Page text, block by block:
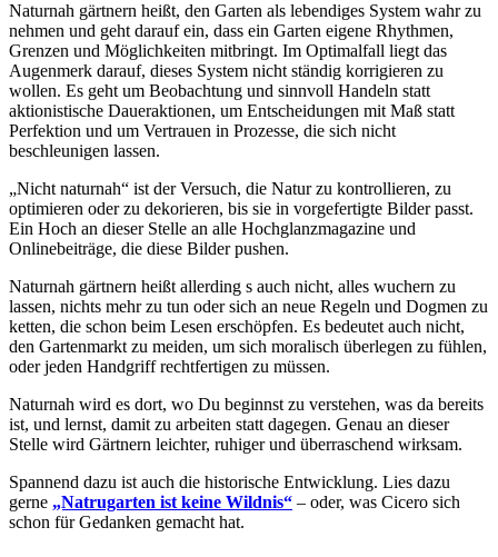
Naturnah gärtnern heißt, den Garten als lebendiges System wahr zu
nehmen und geht darauf ein, dass ein Garten eigene Rhythmen,
Grenzen und Möglichkeiten mitbringt. Im Optimalfall liegt das
Augenmerk darauf, dieses System nicht ständig korrigieren zu
wollen. Es geht um Beobachtung und sinnvoll Handeln statt
aktionistische Daueraktionen, um Entscheidungen mit Maß statt
Perfektion und um Vertrauen in Prozesse, die sich nicht
beschleunigen lassen.
„Nicht naturnah“ ist der Versuch, die Natur zu kontrollieren, zu
optimieren oder zu dekorieren, bis sie in vorgefertigte Bilder passt.
Ein Hoch an dieser Stelle an alle Hochglanzmagazine und
Onlinebeiträge, die diese Bilder pushen.
Naturnah gärtnern heißt allerding s auch nicht, alles wuchern zu
lassen, nichts mehr zu tun oder sich an neue Regeln und Dogmen zu
ketten, die schon beim Lesen erschöpfen. Es bedeutet auch nicht,
den Gartenmarkt zu meiden, um sich moralisch überlegen zu fühlen,
oder jeden Handgriff rechtfertigen zu müssen.
Naturnah wird es dort, wo Du beginnst zu verstehen, was da bereits
ist, und lernst, damit zu arbeiten statt dagegen. Genau an dieser
Stelle wird Gärtnern leichter, ruhiger und überraschend wirksam.
Spannend dazu ist auch die historische Entwicklung. Lies dazu
gerne „Natrugarten ist keine Wildnis“ – oder, was Cicero sich
schon für Gedanken gemacht hat.